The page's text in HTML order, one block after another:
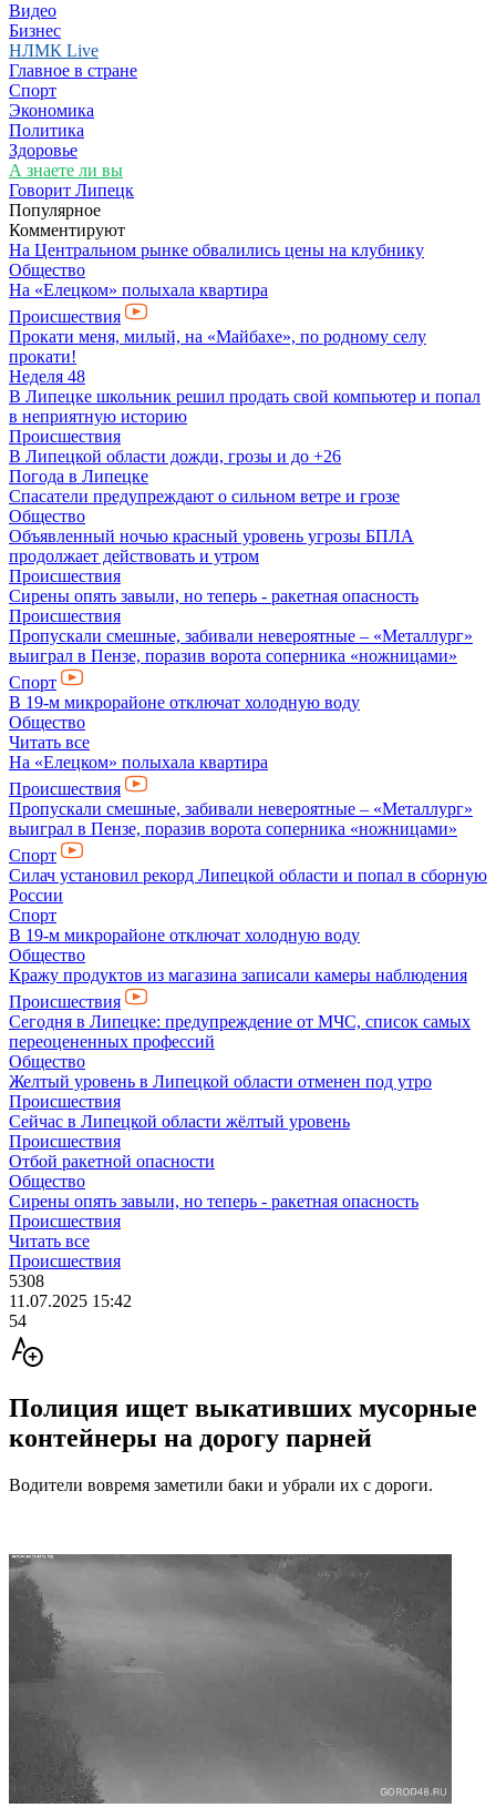
Видео
Бизнес
НЛМК Live
Главное в стране
Спорт
Экономика
Политика
Здоровье
А знаете ли вы
Говорит Липецк
Популярное
Комментируют
На Центральном рынке обвалились цены на клубнику
Общество
На «Елецком» полыхала квартира
Происшествия
Прокати меня, милый, на «Майбахе», по родному селу
прокати!
Неделя 48
В Липецке школьник решил продать свой компьютер и попал
в неприятную историю
Происшествия
В Липецкой области дожди, грозы и до +26
Погода в Липецке
Спасатели предупреждают о сильном ветре и грозе
Общество
Объявленный ночью красный уровень угрозы БПЛА
продолжает действовать и утром
Происшествия
Сирены опять завыли, но теперь - ракетная опасность
Происшествия
Пропускали смешные, забивали невероятные – «Металлург»
выиграл в Пензе, поразив ворота соперника «ножницами»
Спорт
В 19-м микрорайоне отключат холодную воду
Общество
Читать все
На «Елецком» полыхала квартира
Происшествия
Пропускали смешные, забивали невероятные – «Металлург»
выиграл в Пензе, поразив ворота соперника «ножницами»
Спорт
Силач установил рекорд Липецкой области и попал в сборную
России
Спорт
В 19-м микрорайоне отключат холодную воду
Общество
Кражу продуктов из магазина записали камеры наблюдения
Происшествия
Сегодня в Липецке: предупреждение от МЧС, список самых
переоцененных профессий
Общество
Желтый уровень в Липецкой области отменен под утро
Происшествия
Сейчас в Липецкой области жёлтый уровень
Происшествия
Отбой ракетной опасности
Общество
Сирены опять завыли, но теперь - ракетная опасность
Происшествия
Читать все
Происшествия
5308
11.07.2025 15:42
54
Полиция ищет выкативших мусорные
контейнеры на дорогу парней
Водители вовремя заметили баки и убрали их с дороги.